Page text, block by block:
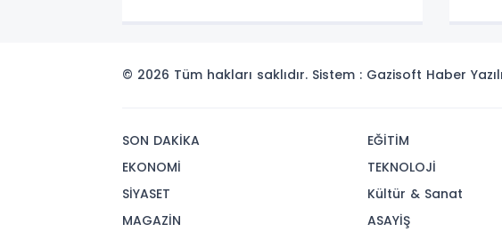
© 2026 Tüm hakları saklıdır. Sistem : Gazisoft Haber
SON DAKİKA
EKONOMİ
SİYASET
MAGAZİN
EĞİTİM
TEKNOLOJİ
Kültür & Sanat
ASAYİŞ